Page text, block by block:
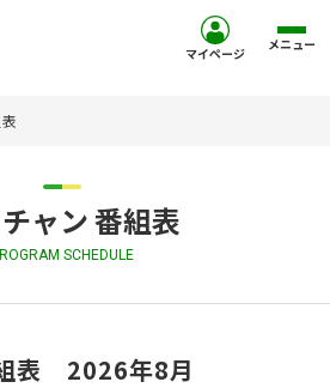
マイページ メニュー
ャン 番組表
SCHEDULE
表 2026年8月